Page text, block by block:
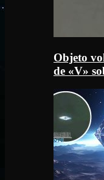
Objeto
de «V»